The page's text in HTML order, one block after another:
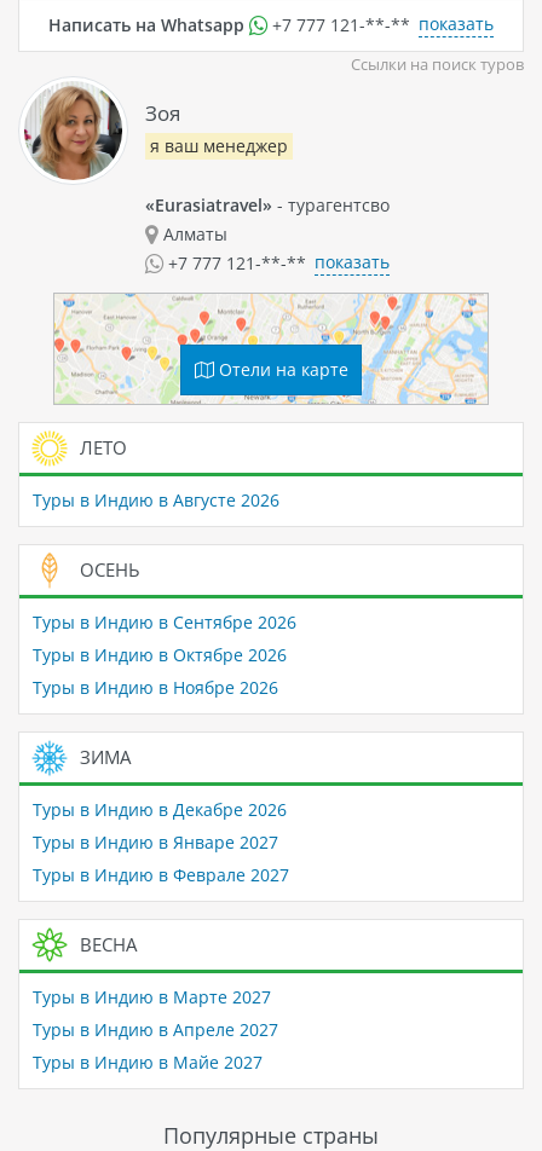
Написать на Whatsapp +7 777 121-**-** показать
Ссылки на поиск туров
Зоя
я ваш менеджер
«Eurasiatravel» - турагентсво
Алматы
+7 777 121-**-** показать
Отели на карте
ЛЕТО
Туры в Индию в Августе 2026
ОСЕНЬ
Туры в Индию в Сентябре 2026
Туры в Индию в Октябре 2026
Туры в Индию в Ноябре 2026
ЗИМА
Туры в Индию в Декабре 2026
Туры в Индию в Январе 2027
Туры в Индию в Феврале 2027
ВЕСНА
Туры в Индию в Марте 2027
Туры в Индию в Апреле 2027
Туры в Индию в Майе 2027
Популярные страны